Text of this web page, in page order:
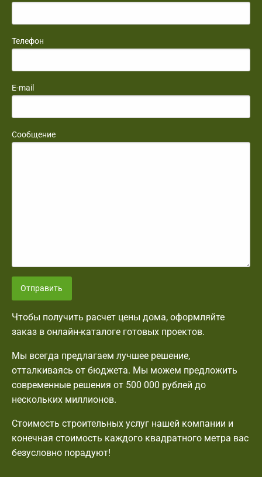
Телефон
E-mail
Сообщение
Отправить
Чтобы получить расчет цены дома, оформляйте
заказ в онлайн-каталоге готовых проектов.
Мы всегда предлагаем лучшее решение,
отталкиваясь от бюджета. Мы можем предложить
современные решения от 500 000 рублей до
нескольких миллионов.
Стоимость строительных услуг нашей компании и
конечная стоимость каждого квадратного метра вас
безусловно порадуют!